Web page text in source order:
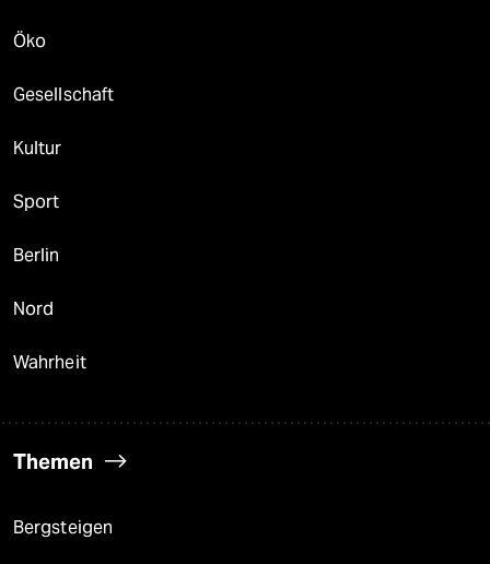
Öko
Gesellschaft
Kultur
Sport
Berlin
Nord
Wahrheit
Themen
Bergsteigen